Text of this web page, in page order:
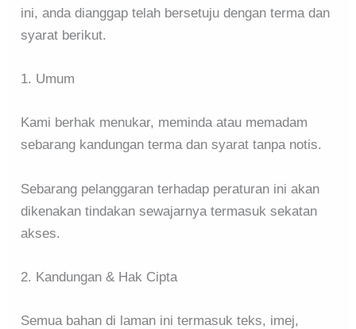
ini, anda dianggap telah bersetuju dengan terma dan
syarat berikut.
1. Umum
Kami berhak menukar, meminda atau memadam
sebarang kandungan terma dan syarat tanpa notis.
Sebarang pelanggaran terhadap peraturan ini akan
dikenakan tindakan sewajarnya termasuk sekatan
akses.
2. Kandungan & Hak Cipta
Semua bahan di laman ini termasuk teks, imej,